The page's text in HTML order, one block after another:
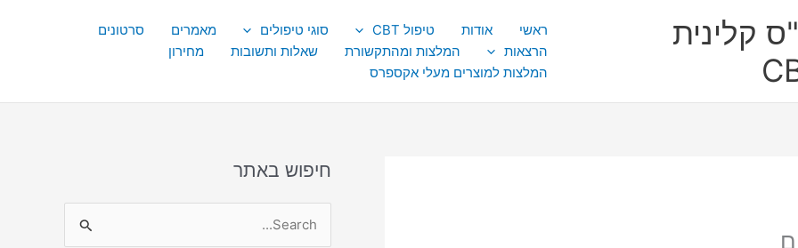
קלינית
ראשי אודות טיפול CBT סוגי טיפולים מאמרים
סרטונים
הרצאות
המלצות ומהתקשורת שאלות ותשובות
מחירון
המלצות למוצרים מעלי אקספרס
חיפוש באתר